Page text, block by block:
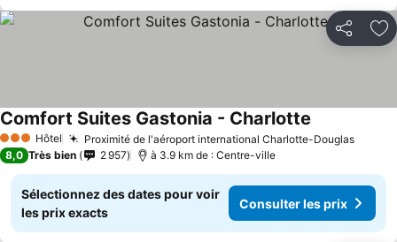
Partager
3 ÉtoilesHôtel Proximité de l'aéroport international Charlotte-Douglas
Comfort Suites Gastonia - Charlotte
8,0 Très bien 2 957 à 3.9 km de : Centre-ville
Sélectionnez des dates pour voir
les prix exacts
Consulter les prix